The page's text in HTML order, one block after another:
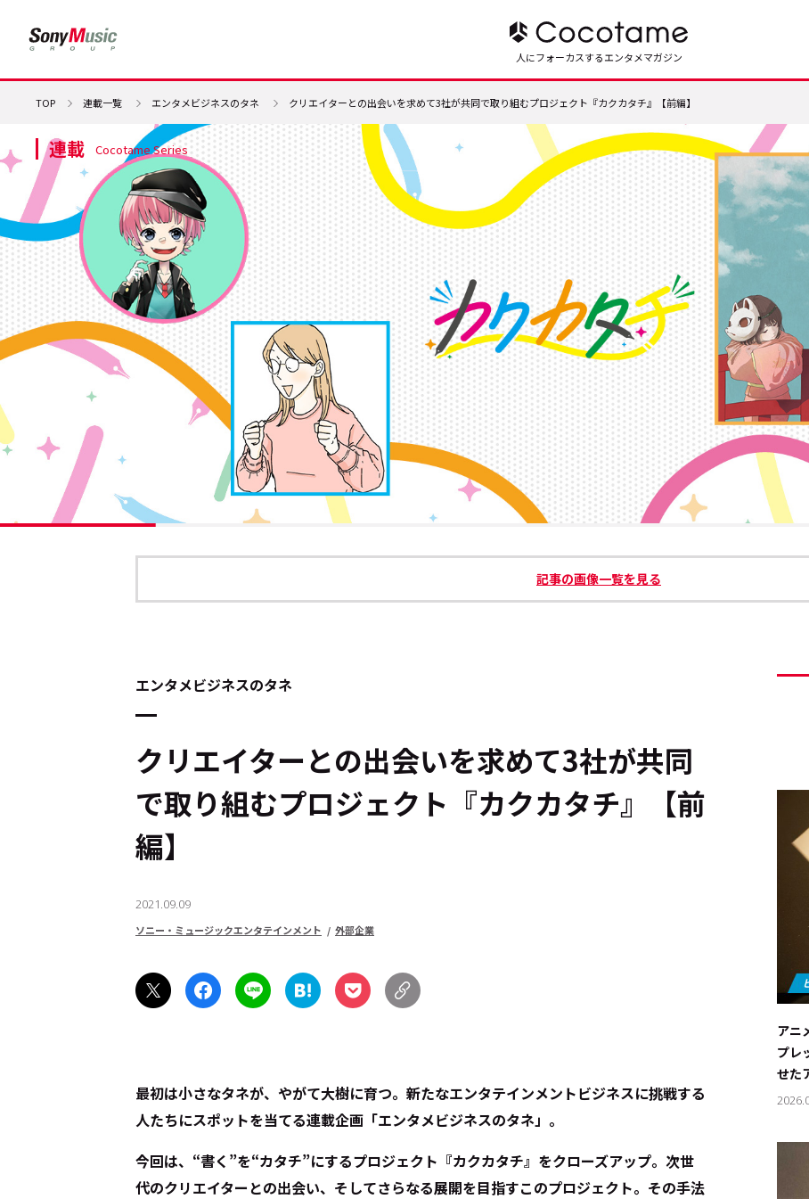
人にフォーカスするエンタメマガジン
TOP 連載一覧 エンタメビジネスのタネ クリエイターとの出会いを求めて――3社が共同で取り組むプロジェクト『カクカタチ』【前編】
連載 Cocotame Series
記事の画像一覧を見る
エンタメビジネスのタネ
クリエイターとの出会いを求めて――3社が共同
で取り組むプロジェクト『カクカタチ』【前
編】
2021.09.09
ソニー・ミュージックエンタテインメント 外部企業
最初は小さなタネが、やがて大樹に育つ――。新たなエンタテインメントビジネスに挑戦する
人たちにスポットを当てる連載企画「エンタメビジネスのタネ」。
今回は、“書く”を“カタチ”にするプロジェクト『カクカタチ』をクローズアップ。次世
代のクリエイターとの出会い、そしてさらなる展開を目指すこのプロジェクト。その手法
アニ
プレ
せた